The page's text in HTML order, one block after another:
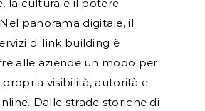
la cultura e il potere
panorama digitale, il
di link building è
alle aziende un modo per
visibilità, autorità e
Dalle strade storiche di